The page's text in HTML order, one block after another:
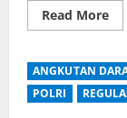
Read More
:
ANGKUTAN
POLRI